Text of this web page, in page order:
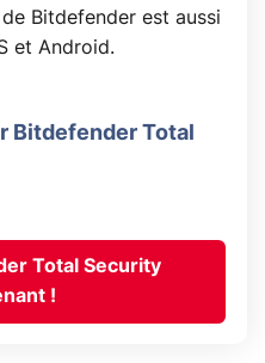
Bitdefender est aussi
et Android.
Bitdefender Total
Total Security
!